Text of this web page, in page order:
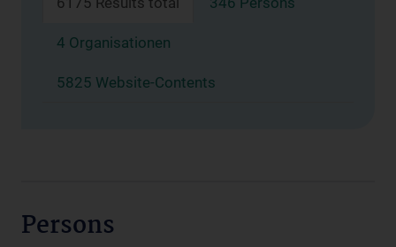
4 Organisationen
5825 Website-Contents
Persons